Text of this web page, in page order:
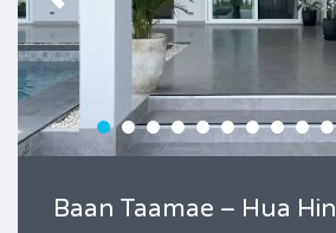
Baan Taamae – Hua Hin